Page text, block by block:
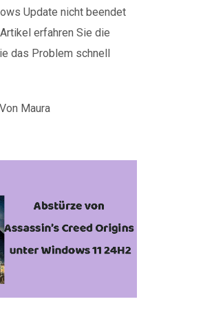
Update nicht beendet
erfahren Sie die
das Problem schnell
Von Maura